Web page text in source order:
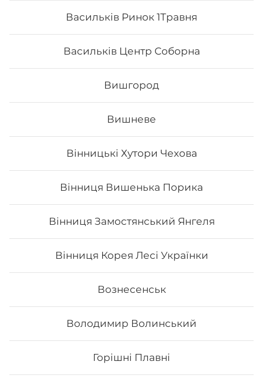
Васильків Ринок 1Травня
Васильків Центр Соборна
Вишгород
Вишневе
Вінницькі Хутори Чехова
Вінниця Вишенька Порика
Вінниця Замостянський Янгеля
Вінниця Корея Лесі Українки
Вознесенськ
Володимир Волинський
Горішні Плавні
Грандвей
Склад: рис, норі, сир філадельфія, тигрова креветка,
275₴